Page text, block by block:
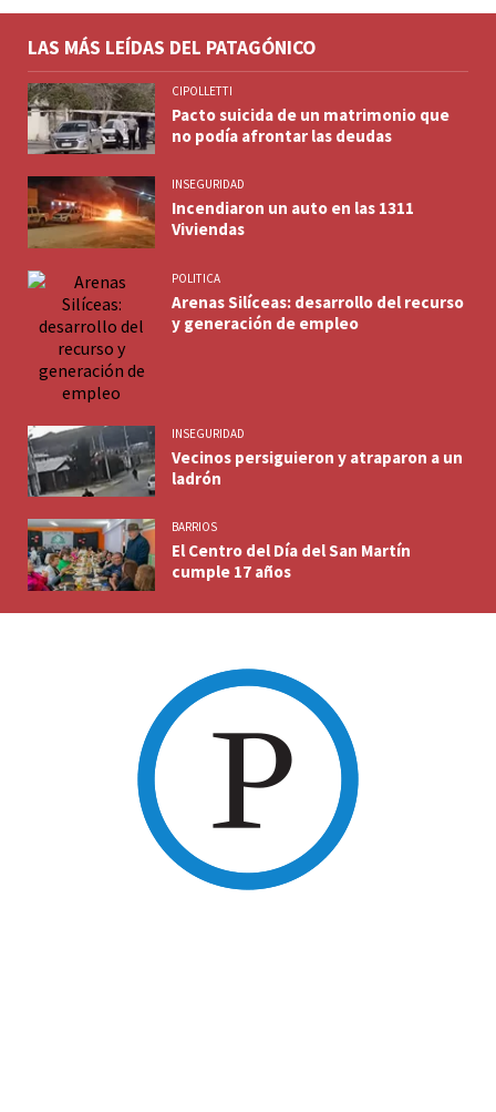
LAS MÁS LEÍDAS DEL PATAGÓNICO
CIPOLLETTI
Pacto suicida de un matrimonio que
no podía afrontar las deudas
INSEGURIDAD
Incendiaron un auto en las 1311
Viviendas
POLITICA
Arenas Silíceas: desarrollo del recurso
y generación de empleo
INSEGURIDAD
Vecinos persiguieron y atraparon a un
ladrón
BARRIOS
El Centro del Día del San Martín
cumple 17 años